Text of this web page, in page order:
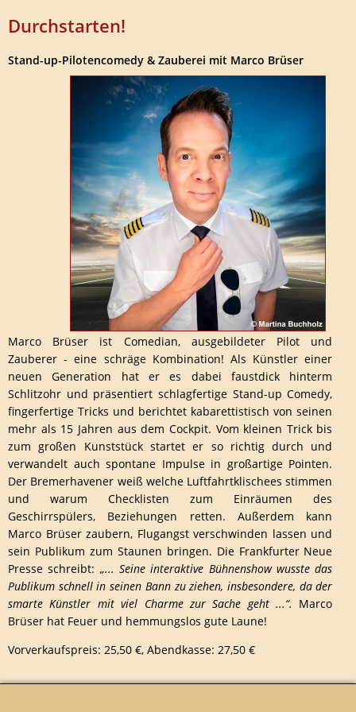
Durchstarten!
Stand-up-Pilotencomedy & Zauberei mit Marco Brüser
Marco Brüser ist Comedian, ausgebildeter Pilot und
Zauberer - eine schräge Kombination! Als Künstler einer
neuen Generation hat er es dabei faustdick hinterm
Schlitzohr und präsentiert schlagfertige Stand-up Comedy,
fingerfertige Tricks und berichtet kabarettistisch von seinen
mehr als 15 Jahren aus dem Cockpit. Vom kleinen Trick bis
zum großen Kunststück startet er so richtig durch und
verwandelt auch spontane Impulse in großartige Pointen.
Der Bremerhavener weiß welche Luftfahrtklischees stimmen
und warum Checklisten zum Einräumen des
Geschirrspülers, Beziehungen retten. Außerdem kann
Marco Brüser zaubern, Flugangst verschwinden lassen und
sein Publikum zum Staunen bringen. Die Frankfurter Neue
Presse schreibt: „... Seine interaktive Bühnenshow wusste das
Publikum schnell in seinen Bann zu ziehen, insbesondere, da der
smarte Künstler mit viel Charme zur Sache geht ...“. Marco
Brüser hat Feuer und hemmungslos gute Laune!
Vorverkaufspreis: 25,50 €, Abendkasse: 27,50 €